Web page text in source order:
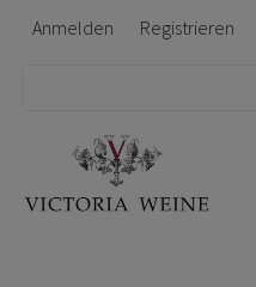
Anmelden Registrieren